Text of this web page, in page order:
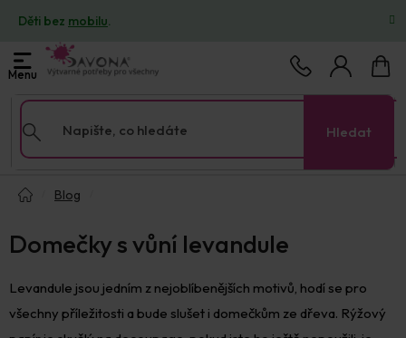
obsah
Děti bez mobilu.
Hledat
košík
Blog
Domečky s vůní levandule
Levandule jsou jedním z nejoblíbenějších motivů, hodí se pro
všechny příležitosti a bude slušet i domečkům ze dřeva. Rýžový